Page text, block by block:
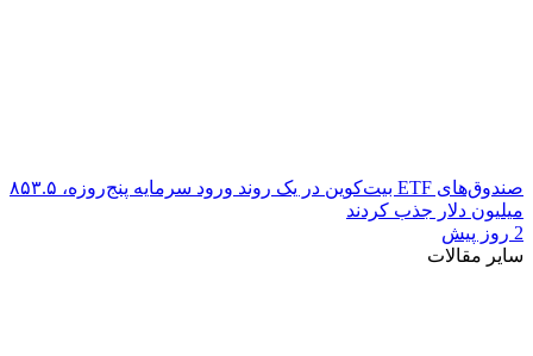
صندوق‌های ETF بیت‌کوین در یک روند ورود سرمایه پنج‌روزه، ۸۵۳.۵
میلیون دلار جذب کردند
2 روز پیش
سایر مقالات